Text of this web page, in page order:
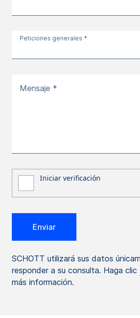
Peticiones generales *
Mensaje *
SCHOTT utilizará sus datos
responder a su consulta. Haga clic
más información.